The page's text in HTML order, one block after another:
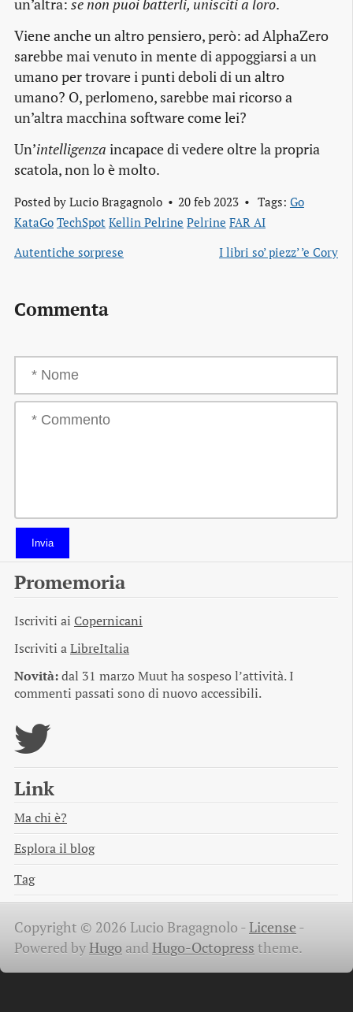
un’altra: se non puoi batterli, unisciti a loro.
Viene anche un altro pensiero, però: ad AlphaZero
sarebbe mai venuto in mente di appoggiarsi a un
umano per trovare i punti deboli di un altro
umano? O, perlomeno, sarebbe mai ricorso a
un’altra macchina software come lei?
Un’intelligenza incapace di vedere oltre la propria
scatola, non lo è molto.
Posted by Lucio Bragagnolo 20 feb 2023 Tags: Go
KataGo TechSpot Kellin Pelrine Pelrine FAR AI
Autentiche sorprese
I libri so’ piezz’ ’e Cory
Commenta
Invia
Promemoria
Iscriviti ai Copernicani
Iscriviti aLibreItalia
Novità:dal 31 marzo Muut ha sospeso l’attività. I
commenti passati sono di nuovo accessibili.
Link
Ma chi è?
Esplora il blog
Tag
Copyright © 2026 Lucio Bragagnolo -License -
Powered byHugo and Hugo-Octopress theme.